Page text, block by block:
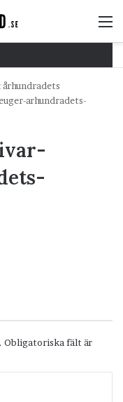
arhundradets-
Obligatoriska fält är